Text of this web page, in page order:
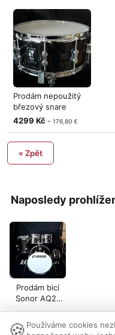
Naposledy
Prodám bicí
Sonor AQ2-
transparent
black
Prodám nepoužitý
březový snare
SONOR AQ1 14"x
4299 Kč ~ 176,80 €
« Zpět
Nastavení cookies |
🍪 Používáme cookies